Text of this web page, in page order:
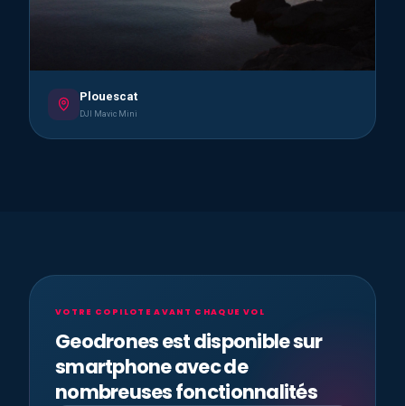
Plouescat
DJI Mavic Mini
VOTRE COPILOTE AVANT CHAQUE VOL
Geodrones est disponible sur
smartphone avec de
nombreuses fonctionnalités